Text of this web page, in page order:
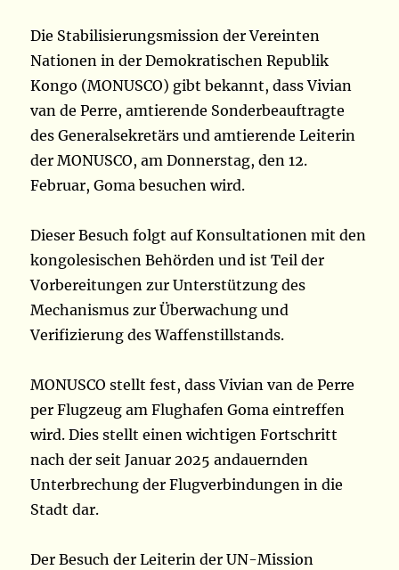
Die Stabilisierungsmission der Vereinten
Nationen in der Demokratischen Republik
Kongo (MONUSCO) gibt bekannt, dass Vivian
van de Perre, amtierende Sonderbeauftragte
des Generalsekretärs und amtierende Leiterin
der MONUSCO, am Donnerstag, den 12.
Februar, Goma besuchen wird.
Dieser Besuch folgt auf Konsultationen mit den
kongolesischen Behörden und ist Teil der
Vorbereitungen zur Unterstützung des
Mechanismus zur Überwachung und
Verifizierung des Waffenstillstands.
MONUSCO stellt fest, dass Vivian van de Perre
per Flugzeug am Flughafen Goma eintreffen
wird. Dies stellt einen wichtigen Fortschritt
nach der seit Januar 2025 andauernden
Unterbrechung der Flugverbindungen in die
Stadt dar.
Der Besuch der Leiterin der UN-Mission